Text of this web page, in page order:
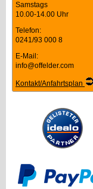
Samstags
10.00-14.00 Uhr
Telefon:
0241/93 000 8
E-Mail:
info@offelder.com
Kontakt/Anfahrtsplan